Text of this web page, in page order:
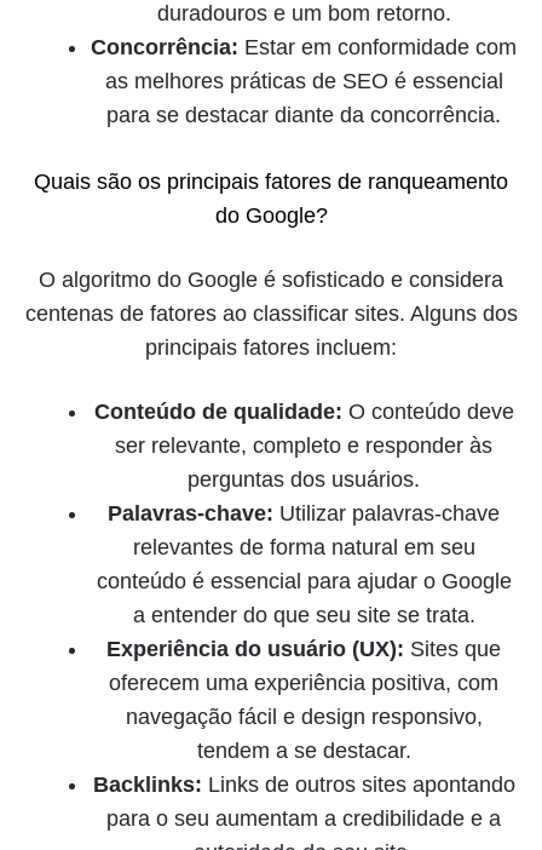
duradouros e um bom retorno.
Concorrência: Estar em conformidade com
as melhores práticas de SEO é essencial
para se destacar diante da concorrência.
Quais são os principais fatores de ranqueamento
do Google?
O algoritmo do Google é sofisticado e considera
centenas de fatores ao classificar sites. Alguns dos
principais fatores incluem:
Conteúdo de qualidade: O conteúdo deve
ser relevante, completo e responder às
perguntas dos usuários.
Palavras-chave: Utilizar palavras-chave
relevantes de forma natural em seu
conteúdo é essencial para ajudar o Google
a entender do que seu site se trata.
Experiência do usuário (UX): Sites que
oferecem uma experiência positiva, com
navegação fácil e design responsivo,
tendem a se destacar.
Backlinks: Links de outros sites apontando
para o seu aumentam a credibilidade e a